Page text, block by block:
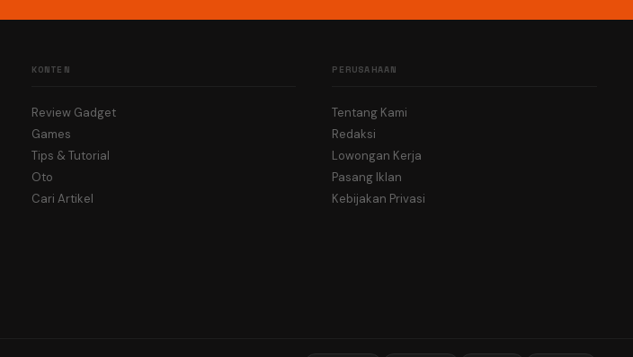
KONTEN
Review Gadget
Games
Tips & Tutorial
Oto
Cari Artikel
PERUSAHAAN
Tentang Kami
Redaksi
Lowongan Kerja
Pasang Iklan
Kebijakan Privasi